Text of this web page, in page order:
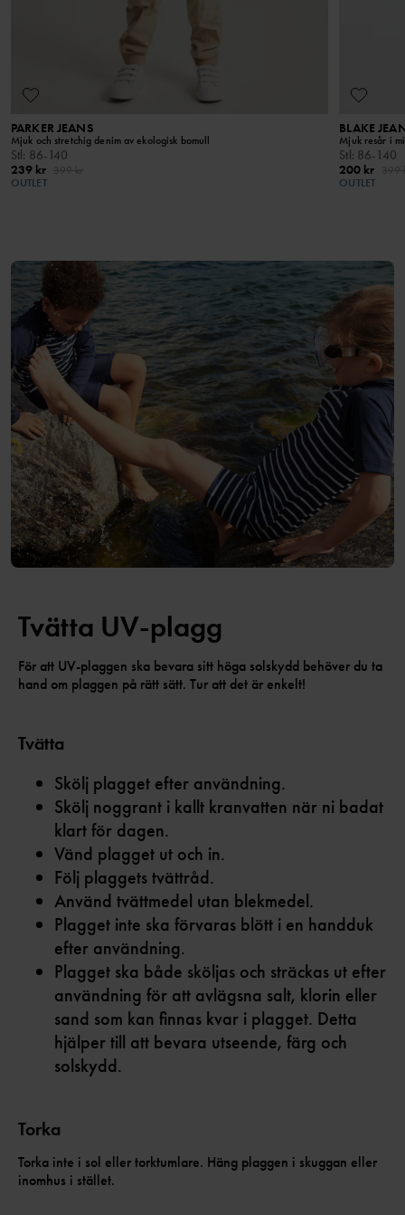
PARKER JEANS
Mjuk och stretchig denim av ekologisk bomull
Stl: 86-140
239 kr
OUTLET
BLAKE
Mjuk resår i
Stl: 86-140
200 kr
OUTLET
Tvätta UV-plagg
För att UV-plaggen ska bevara sitt höga solskydd behöver du ta
hand om plaggen på rätt sätt. Tur att det är enkelt!
Tvätta
Skölj plagget efter användning.
Skölj noggrant i kallt kranvatten när ni badat
klart för dagen.
Vänd plagget ut och in.
Följ plaggets tvättråd.
Använd tvättmedel utan blekmedel.
Plagget inte ska förvaras blött i en handduk
efter användning.
Plagget ska både sköljas och sträckas ut efter
användning för att avlägsna salt, klorin eller
sand som kan finnas kvar i plagget. Detta
hjälper till att bevara utseende, färg och
solskydd.
Torka
Torka inte i sol eller torktumlare. Häng plaggen i skuggan eller
inomhus i stället.